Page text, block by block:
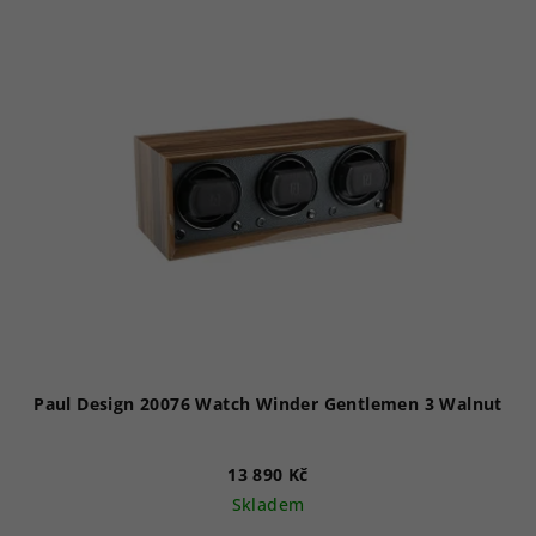
Paul Design 20076 Watch Winder Gentlemen 3 Walnut
13 890 Kč
Skladem